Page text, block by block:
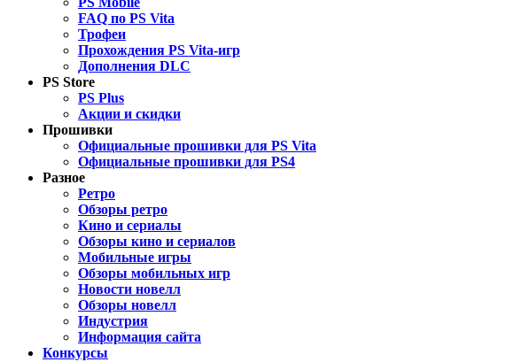
FAQ по PS Vita
Трофеи
Прохождения PS Vita-игр
Дополнения DLC
PS Store
PS Plus
Акции и скидки
Прошивки
Официальные прошивки для PS Vita
Официальные прошивки для PS4
Разное
Ретро
Обзоры ретро
Кино и сериалы
Обзоры кино и сериалов
Мобильные игры
Обзоры мобильных игр
Новости новелл
Обзоры новелл
Индустрия
Информация сайта
Конкурсы